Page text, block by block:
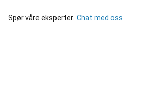
Spør våre eksperter. Chat med oss